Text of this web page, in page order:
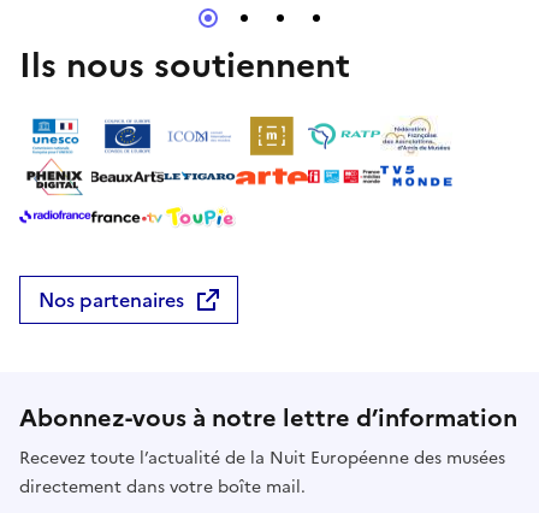
Ils nous soutiennent
Nos partenaires
Abonnez-vous à notre lettre d’information
Recevez toute l’actualité de la Nuit Européenne des musées
directement dans votre boîte mail.